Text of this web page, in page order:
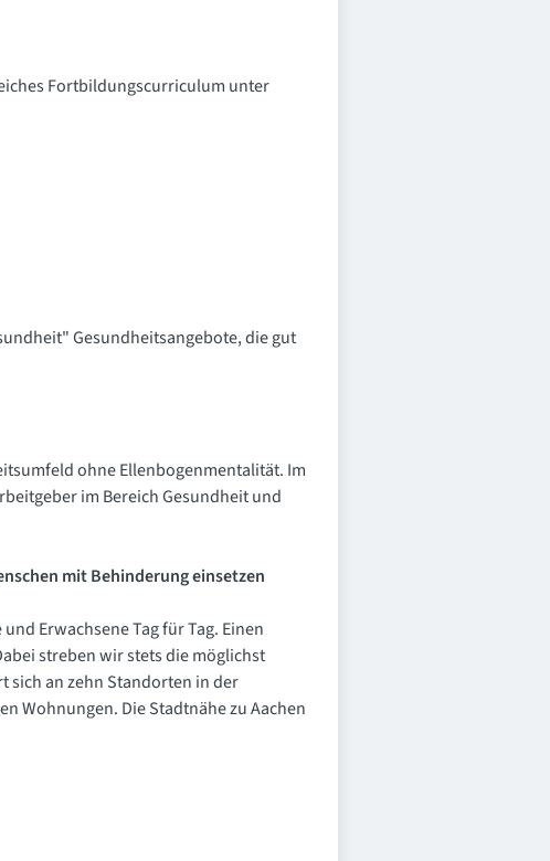
Fortbildungscurriculum unter
Gesundheitsangebote, die gut
ohne Ellenbogenmentalität. Im
im Bereich Gesundheit und
mit Behinderung einsetzen
Erwachsene Tag für Tag. Einen
streben wir stets die möglichst
sich an zehn Standorten in der
Wohnungen. Die Stadtnähe zu Aachen